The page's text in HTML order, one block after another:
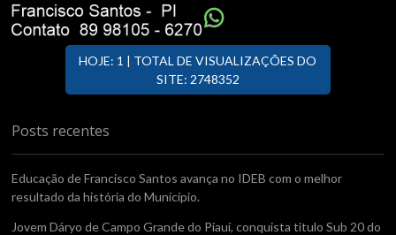
HOJE: 1 | TOTAL DE VISUALIZAÇÕES DO
SITE: 2748352
Posts recentes
Educação de Francisco Santos avança no IDEB com o melhor
resultado da história do Município.
Jovem Dáryo de Campo Grande do Piauí, conquista titulo Sub 20 do